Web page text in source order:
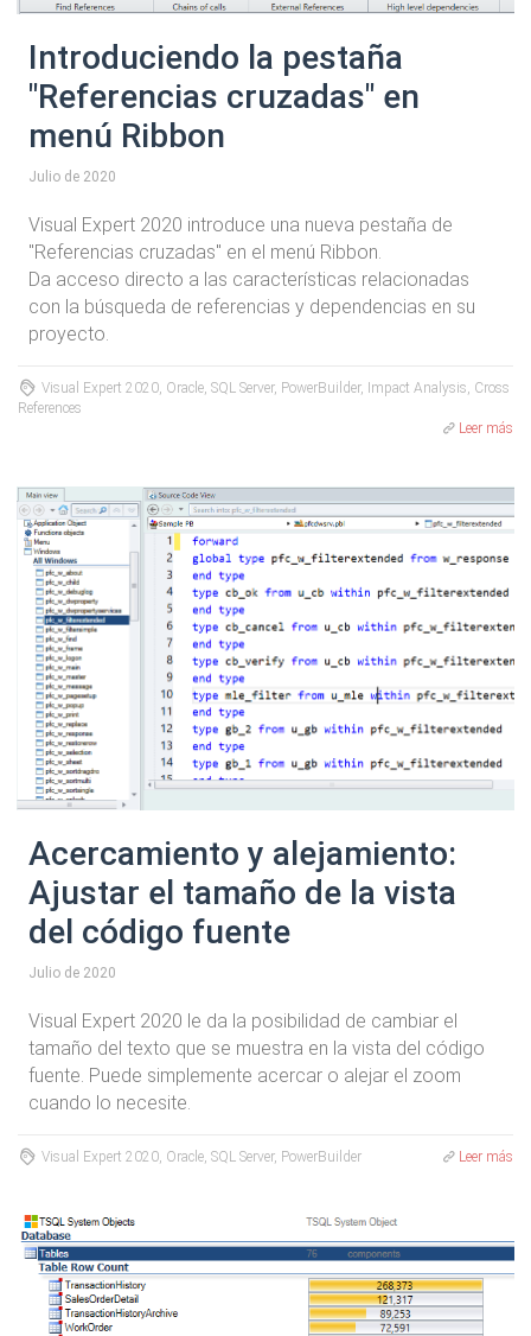
Introduciendo la pestaña
"Referencias cruzadas" en
menú Ribbon
Julio de 2020
Visual Expert 2020 introduce una nueva pestaña de
"Referencias cruzadas" en el menú Ribbon.
Da acceso directo a las características relacionadas
con la búsqueda de referencias y dependencias en su
proyecto.
Visual Expert 2020, Oracle, SQL Server, PowerBuilder, Impact Analysis, Cross
References
Leer más
Acercamiento y alejamiento:
Ajustar el tamaño de la vista
del código fuente
Julio de 2020
Visual Expert 2020 le da la posibilidad de cambiar el
tamaño del texto que se muestra en la vista del código
fuente. Puede simplemente acercar o alejar el zoom
cuando lo necesite.
Visual Expert 2020, Oracle, SQL Server, PowerBuilder Leer más